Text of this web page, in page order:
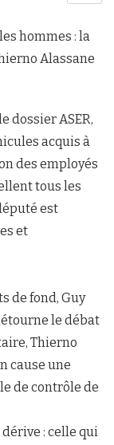
hommes : la
Alassane
dossier ASER,
acquis à
des employés
tous les
est
et
de fond, Guy
le débat
Thierno
cause une
de contrôle de
: celle qui